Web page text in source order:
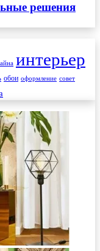
решения
интерьер
обои оформление совет